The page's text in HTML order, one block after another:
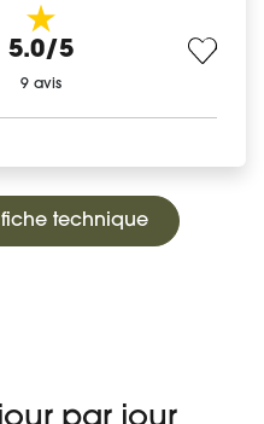
5.0/5
9 avis
technique